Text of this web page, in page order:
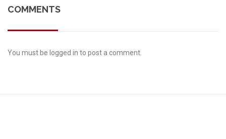
COMMENTS
You must be logged in to post a comment.